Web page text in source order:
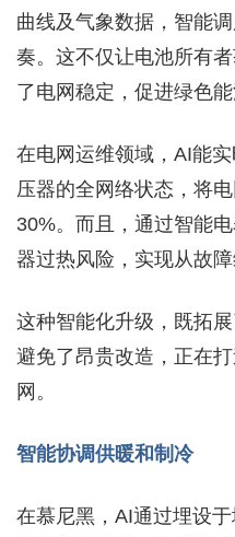
曲线及气象数据，智能
奏。这不仅让电池所有
了电网稳定，促进绿色能
在电网运维领域，AI能
压器的全网络状态，将
30%。而且，通过智能
器过热风险，实现从故
这种智能化升级，既拓
避免了昂贵改造，正在
网。
智能协调供暖和制冷
在慕尼黑，AI通过埋设